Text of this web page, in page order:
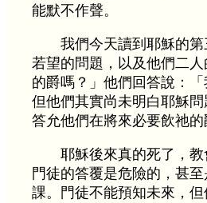
能默不作聲。
我們今天讀到耶穌的
若望的問題，以及他們二
的爵嗎？」他們回答說：
但他們其實尚未明白耶穌
答允他們在將來必要飲祂的
耶穌後來真的死了，
門徒的答覆是危險的，甚
課。門徒不能預知未來，